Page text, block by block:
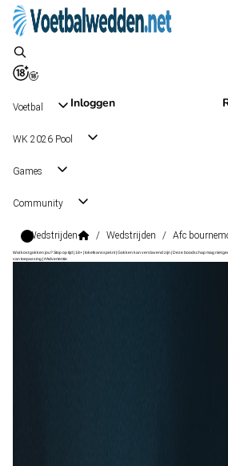
Inloggen
Voetbal
WK 2026 Pool
Games
Community
Wedstrijden / Wedstrijden / Afc
Wat kost gokken jou? Stop op tijd | 18+ | loketkansspel.nl | Gokken kan verslavend zijn | Deze boodschap mag niet
van toepassing | #Advertentie